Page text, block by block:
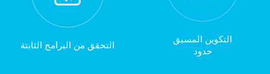
التكوين المسبق
حدود
التحقق من البرامج الثابتة